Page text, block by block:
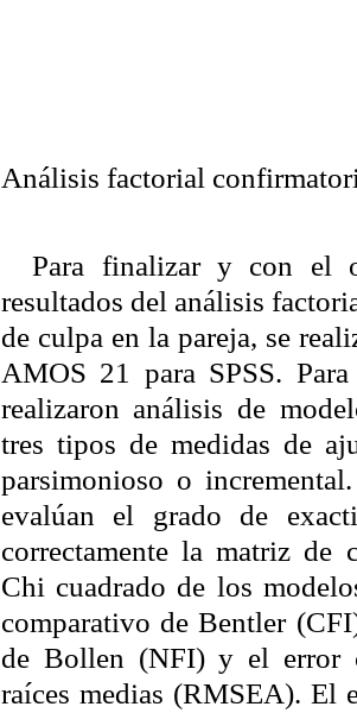
Análisis factorial
Para finalizar y con el
resultados del análisis
de culpa en la pareja, se
AMOS 21 para SPSS.
realizaron análisis de
tres tipos de medidas de
parsimonioso o
evalúan el grado de
correctamente la matriz de
Chi cuadrado de los
comparativo deBentler
de Bollen (NFI) y el error
raíces medias (RMSEA). El